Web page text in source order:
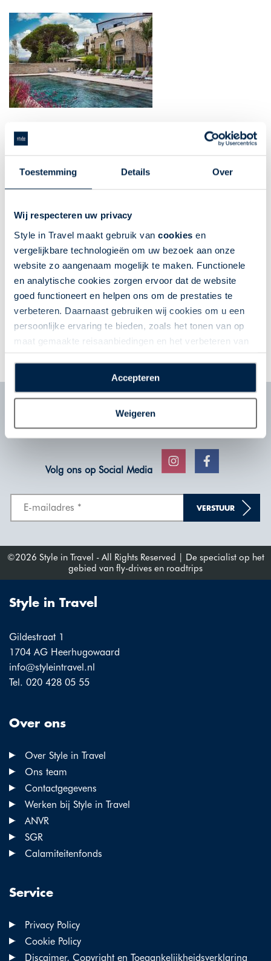
Toestemming Details Over
Wij respecteren uw privacy
Style in Travel maakt gebruik van cookies en
vergelijkbare technologieën om uw bezoek aan onze
website zo aangenaam mogelijk te maken. Functionele
en analytische cookies zorgen ervoor dat de website
goed functioneert en helpen ons om de prestaties te
verbeteren. Daarnaast gebruiken wij cookies om u een
persoonlijke ervaring te bieden, zoals het tonen van op
maat gemaakte reisaanbiedingen en het verbeteren van
plaatsen van alle hierboven beschreven cookies en
technologieën, waarmee persoonlijke gegevens kunnen
worden verzameld. Indien u kiest voor “Weigeren”
plaatsen wij enkel functionele cookies, en zal er geen
Accepteren
Weigeren
Schrijf u in voor de nieuwsbrief en ontvang tips
en reisinspiratie voor uw volgende reis!
Volg ons op Social Media
VERSTUUR
©2026 Style in Travel - All Rights Reserved | De specialist op het
gebied van fly-drives en roadtrips
Style in Travel
Gildestraat 1
1704 AG Heerhugowaard
info@styleintravel.nl
Tel. 020 428 05 55
Over ons
Over Style in Travel
Ons team
Contactgegevens
Werken bij Style in Travel
ANVR
SGR
Calamiteitenfonds
Service
Privacy Policy
Cookie Policy
Discaimer, Copyright en Toegankelijkheidsverklaring